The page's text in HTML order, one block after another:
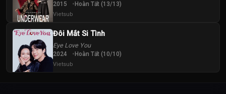
2015 Hoàn Tất (13/13)
Vietsub
Đôi Mắt Si Tình
Eye Love You
2024 Hoàn Tất (10/10)
Vietsub